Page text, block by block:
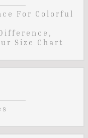
For Colorful
Size Chart